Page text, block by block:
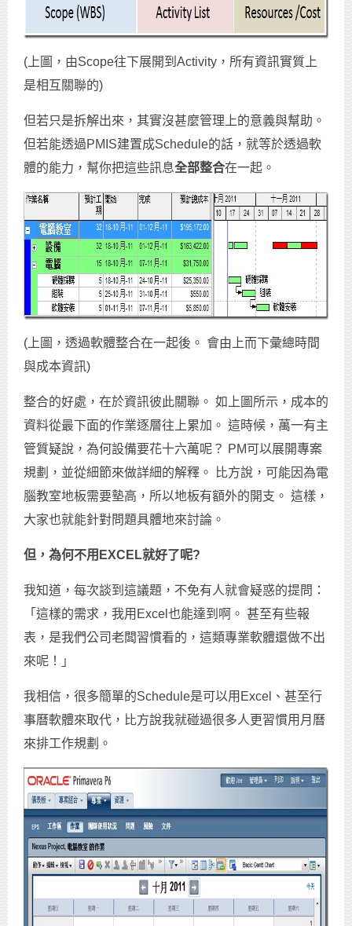
(上圖，由Scope往下展開到Activity，所有資訊實質上
是相互關聯的)
但若只是拆解出來，其實沒甚麼管理上的意義與幫助。
但若能透過PMIS建置成Schedule的話，就等於透過軟
體的能力，幫你把這些訊息全部整合在一起。
(上圖，透過軟體整合在一起後。 會由上而下彙總時間
與成本資訊)
整合的好處，在於資訊彼此關聯。 如上圖所示，成本的
資料從最下面的作業逐層往上累加。 這時候，萬一有主
管質疑說，為何設備要花十六萬呢？ PM可以展開專案
規劃，並從細節來做詳細的解釋。 比方說，可能因為電
腦教室地板需要墊高，所以地板有額外的開支。 這樣，
大家也就能針對問題具體地來討論。
但，為何不用 EXCEL就好了呢?
我知道，每次談到這議題，不免有人就會疑惑的提問：
「這樣的需求，我用Excel也能達到啊。 甚至有些報
表，是我們公司老闆習慣看的，這類專業軟體還做不出
來呢！」
我相信，很多簡單的Schedule是可以用Excel、甚至行
事曆軟體來取代，比方說我就碰過很多人更習慣用月曆
來排工作規劃。